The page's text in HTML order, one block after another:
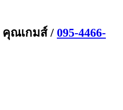
คุณเกมส์ / 095-4466-